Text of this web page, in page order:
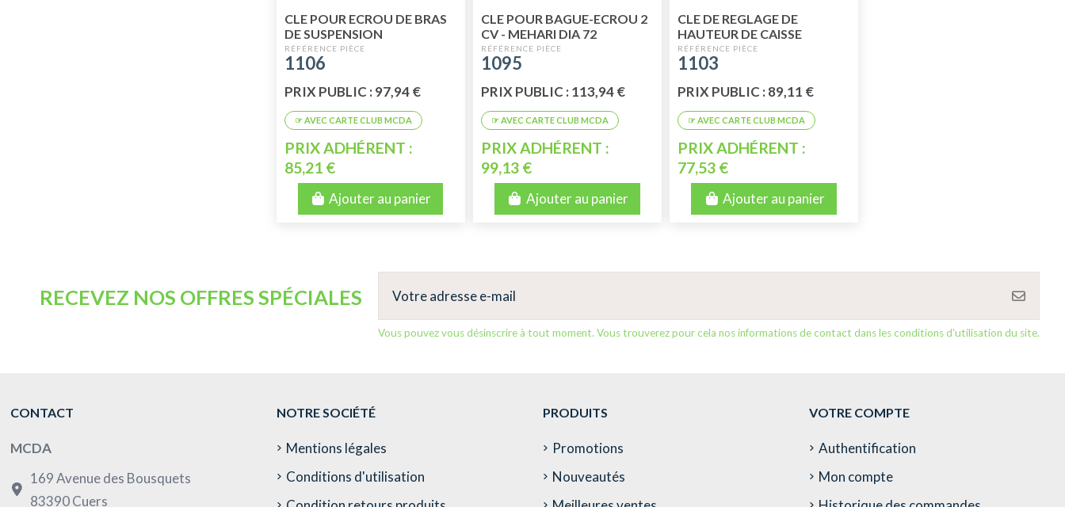
CLE POUR ECROU DE BRAS
DE SUSPENSION
1106
PRIX PUBLIC : 97,94 €
PRIX ADHÉRENT :
85,21 €
Ajouter au panier
CLE POUR BAGUE-ECROU 2
CV - MEHARI DIA 72
1095
PRIX PUBLIC : 113,94 €
PRIX ADHÉRENT :
99,13 €
Ajouter au panier
CLE DE REGLAGE DE
HAUTEUR DE CAISSE
1103
PRIX PUBLIC : 89,11 €
PRIX ADHÉRENT :
77,53 €
Ajouter au panier
RECEVEZ NOS OFFRES SPÉCIALES
Vous pouvez vous désinscrire à tout moment. Vous trouverez pour cela nos informations de contact dans les conditions d'utilisation du site.
CONTACT
MCDA
169 Avenue des Bousquets
83390 Cuers
NOTRE SOCIÉTÉ
Mentions légales
Conditions d'utilisation
PRODUITS
Promotions
Nouveautés
VOTRE COMPTE
Authentification
Mon compte